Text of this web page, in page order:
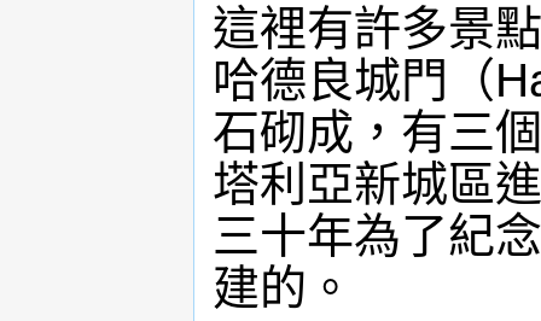
這裡有許多景
哈德良城門（
石砌成，有三
塔利亞新城區
三十年為了紀
建的。